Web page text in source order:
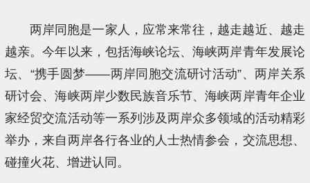
两岸同胞是一家人，应常来常往，越走越近、越走
越亲。今年以来，包括海峡论坛、海峡两岸青年发展论
坛、“携手圆梦——两岸同胞交流研讨活动”、两岸关系
研讨会、海峡两岸少数民族音乐节、海峡两岸青年企业
家经贸交流活动等一系列涉及两岸众多领域的活动精彩
举办，来自两岸各行各业的人士热情参会，交流思想、
碰撞火花、增进认同。